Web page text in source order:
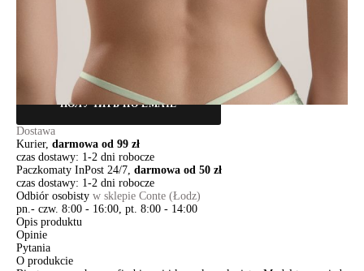
DODAJ DO KOSZYKA
POWIADOM MNIE O DOSTĘPNOŚCI
ПОЛУЧИТЬ ПО EMAIL
Dostawa
Kurier, darmowa od 99 zł
czas dostawy: 1-2 dni robocze
Paczkomaty InPost 24/7, darmowa od 50 zł
czas dostawy: 1-2 dni robocze
Odbiór osobisty w sklepie Conte (Łodz)
pn.- czw. 8:00 - 16:00, pt. 8:00 - 14:00
Opis produktu
Opinie
Pytania
O produkcie